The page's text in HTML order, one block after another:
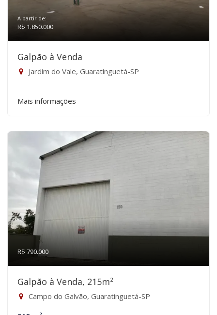
A partir de:
R$ 1.850.000
Galpão à Venda
Jardim do Vale, Guaratinguetá-SP
Mais informações
R$ 790.000
Galpão à Venda, 215m²
Campo do Galvão, Guaratinguetá-SP